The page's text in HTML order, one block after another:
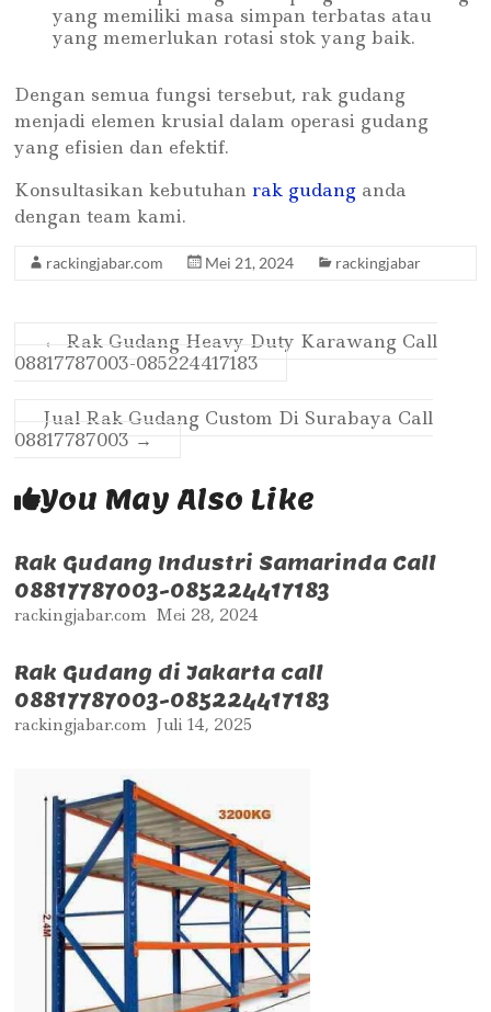
yang memiliki masa simpan terbatas atau
yang memerlukan rotasi stok yang baik.
Dengan semua fungsi tersebut, rak gudang
menjadi elemen krusial dalam operasi gudang
yang efisien dan efektif.
Konsultasikan kebutuhan rak gudang anda
dengan team kami.
rackingjabar.com Mei 21, 2024 rackingjabar
←
Rak Gudang Heavy Duty Karawang Call
08817787003-085224417183
Jual Rak Gudang Custom Di Surabaya Call
08817787003 →
You May Also Like
Rak Gudang Industri Samarinda Call
08817787003-085224417183
rackingjabar.com Mei 28, 2024
Rak Gudang di Jakarta call
08817787003-085224417183
rackingjabar.com Juli 14, 2025